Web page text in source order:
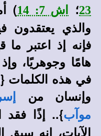
23؛ اش 7: 14 )
والذي يعتقدون
فإنه إذ اعتبر
هامًا وجوهريًا،
في هذه
وإنسان من
موآب}.. إذًا
الآيات، انه سبق